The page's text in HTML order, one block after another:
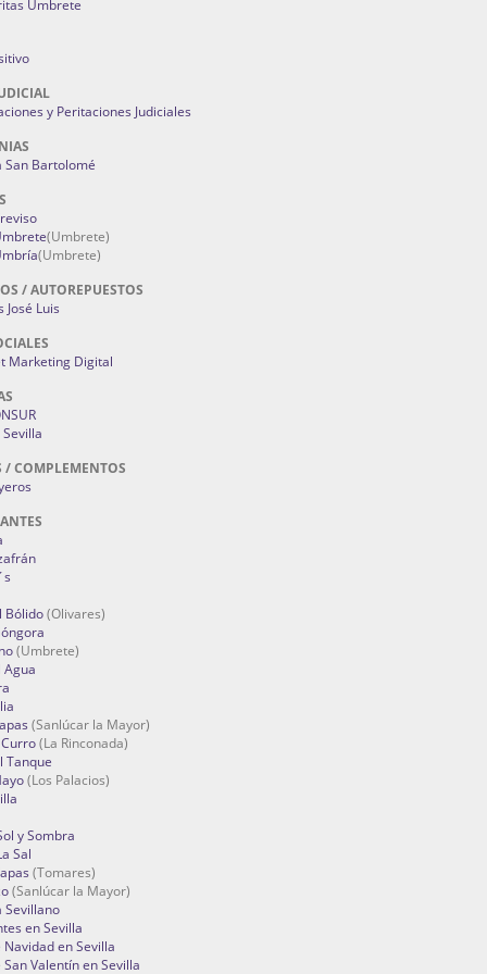
Umbrete
y Peritaciones Judiciales
San Bartolomé
(Umbrete)
(Umbrete)
/ AUTOREPUESTOS
José Luis
Marketing Digital
/ COMPLEMENTOS
Bólido(Olivares)
(Umbrete)
(Sanlúcar la Mayor)
(La Rinconada)
Tanque
(Los Palacios)
y Sombra
Sal
(Tomares)
(Sanlúcar la Mayor)
Sevillano
en Sevilla
Navidad en Sevilla
Valentín en Sevilla